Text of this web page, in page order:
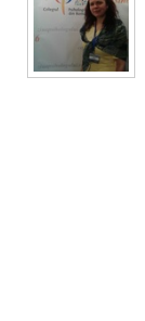
Iasi
Ilfov